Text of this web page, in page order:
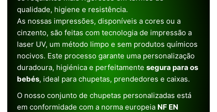
qualidade, higiene e resistência.
As nossas impressões, disponíveis a cores ou a
cinzento, são feitas com tecnologia de impressão a
laser UV, um método limpo e sem produtos químicos
nocivos. Este processo garante uma personalização
duradoura, higiénica e perfeitamente segura para os
bebés, ideal para chupetas, prendedores e caixas.
O nosso conjunto de chupetas personalizadas está
em conformidade com a norma europeia NF EN